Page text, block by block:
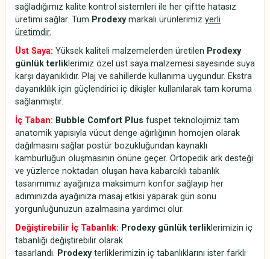
sağladığımız kalite kontrol sistemleri ile her çiftte hatasız
üretimi sağlar. Tüm Prodexymarkalı ürünlerimiz yerli
üretimdir.
Üst Saya: Yüksek kaliteli malzemelerden üretilen Prodexy
günlük terliklerimiz özel üst saya malzemesi sayesinde suya
karşı dayanıklıdır. Plaj ve sahillerde kullanıma uygundur. Ekstra
dayanıklılık için güçlendirici iç dikişler kullanılarak tam koruma
sağlanmıştır.
İç Taban: Bubble Comfort Plus fuspet teknolojimiz tam
anatomik yapısıyla vücut denge ağırlığının homojen olarak
dağılmasını sağlar postür bozukluğundan kaynaklı
kamburluğun oluşmasının önüne geçer. Ortopedik ark desteği
ve yüzlerce noktadan oluşan hava kabarcıklı tabanlık
tasarımımız ayağınıza maksimum konfor sağlayıp her
adımınızda ayağınıza masaj etkisi yaparak gün sonu
yorgunluğunuzun azalmasına yardımcı olur.
Değiştirebilir İç Tabanlık: Prodexy günlük terliklerimizin iç
tabanlığı değiştirebilir olarak
tasarlandı. Prodexyterliklerimizin iç tabanlıklarını ister farklı